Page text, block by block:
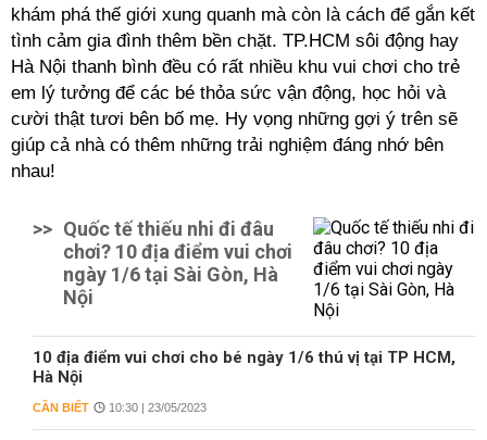
khám phá thế giới xung quanh mà còn là cách để gắn kết
tình cảm gia đình thêm bền chặt. TP.HCM sôi động hay
Hà Nội thanh bình đều có rất nhiều khu vui chơi cho trẻ
em lý tưởng để các bé thỏa sức vận động, học hỏi và
cười thật tươi bên bố mẹ. Hy vọng những gợi ý trên sẽ
giúp cả nhà có thêm những trải nghiệm đáng nhớ bên
nhau!
>> Quốc tế thiếu nhi đi đâu
chơi? 10 địa điểm vui chơi
ngày 1/6 tại Sài Gòn, Hà
Nội
10 địa điểm vui chơi cho bé ngày 1/6 thú vị tại TP HCM,
Hà Nội
CẦN BIẾT 10:30 | 23/05/2023